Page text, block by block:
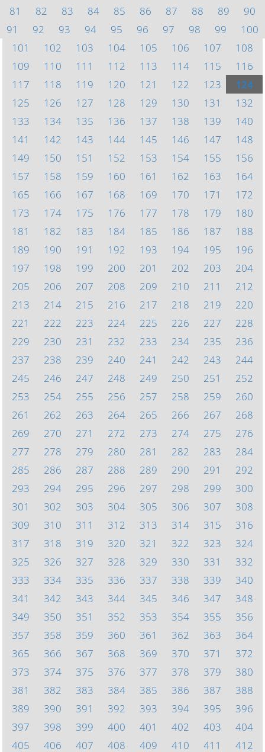
81
82 83 84 85 86 87 88 89
90
91
92 93 94 95 96 97 98 99
100
101
102 103 104 105 106 107
108
109
110 111 112 113 114 115
116
117
118 119 120 121 122 123
124
125
126 127 128 129 130 131
132
133
134 135 136 137 138 139
140
141
142 143 144 145 146 147
148
149
150 151 152 153 154 155
156
157
158 159 160 161 162 163
164
165
166 167 168 169 170 171
172
173
174 175 176 177 178 179
180
181
182 183 184 185 186 187
188
189
190 191 192 193 194 195
196
197
198 199 200 201 202 203
204
205
206 207 208 209 210 211
212
213
214 215 216 217 218 219
220
221
222 223 224 225 226 227
228
229
230 231 232 233 234 235
236
237
238 239 240 241 242 243
244
245
246 247 248 249 250 251
252
253
254 255 256 257 258 259
260
261
262 263 264 265 266 267
268
269
270 271 272 273 274 275
276
277
278 279 280 281 282 283
284
285
286 287 288 289 290 291
292
293
294 295 296 297 298 299
300
301
302 303 304 305 306 307
308
309
310 311 312 313 314 315
316
317
318 319 320 321 322 323
324
325
326 327 328 329 330 331
332
333
334 335 336 337 338 339
340
341
342 343 344 345 346 347
348
349
350 351 352 353 354 355
356
357
358 359 360 361 362 363
364
365
366 367 368 369 370 371
372
373
374 375 376 377 378 379
380
381
382 383 384 385 386 387
388
389
390 391 392 393 394 395
396
397
398 399 400 401 402 403
404
405
406 407 408 409 410 411 412